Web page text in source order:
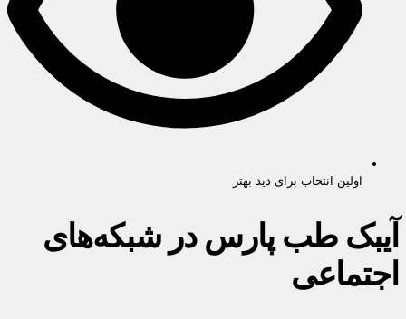
اولین انتخاب برای دید بهتر
آیبک طب پارس در شبکه‌های
اجتماعی